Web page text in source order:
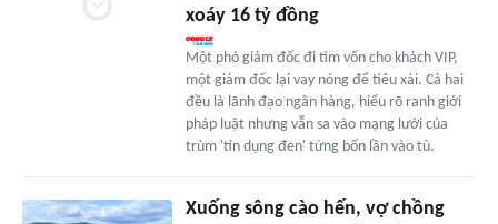
xoáy 16 tỷ đồng
Một phó giám đốc đi tìm vốn cho khách VIP,
một giám đốc lại vay nóng để tiêu xài. Cả hai
đều là lãnh đạo ngân hàng, hiểu rõ ranh giới
pháp luật nhưng vẫn sa vào mạng lưới của
trùm 'tín dụng đen' từng bốn lần vào tù.
Xuống sông cào hến, vợ chồng